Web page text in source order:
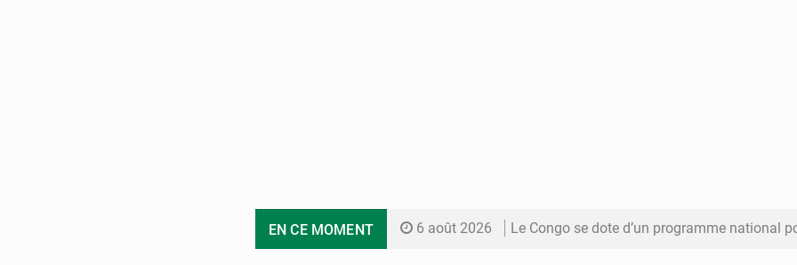
EN CE MOMENT 6 août 2026 Le Congo se dote d’un programme national pour valoriser les